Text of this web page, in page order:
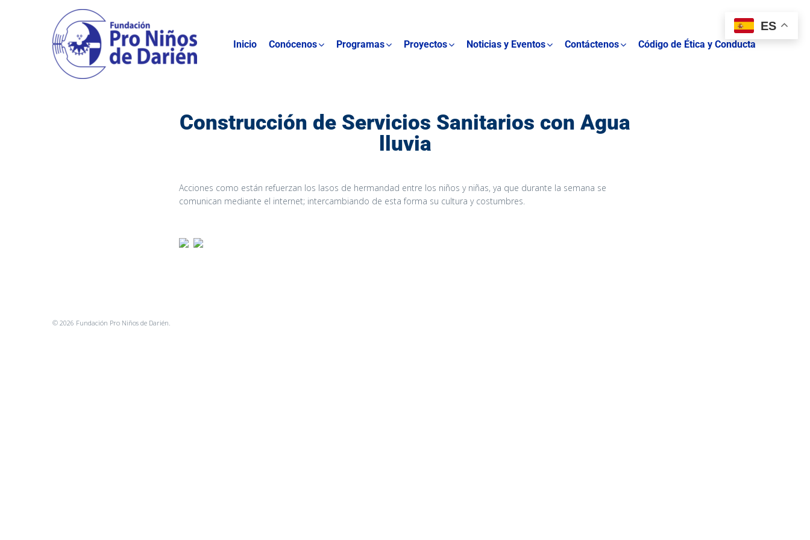
Inicio Conócenos Programas Proyectos Noticias y Eventos Contáctenos Código de Ética y Conducta
Construcción de Servicios Sanitarios con Agua
lluvia
Acciones como están refuerzan los lasos de hermandad entre los niños y niñas, ya que durante la semana se
comunican mediante el internet; intercambiando de esta forma su cultura y costumbres.
© 2026 Fundación Pro Niños de Darién.
ES